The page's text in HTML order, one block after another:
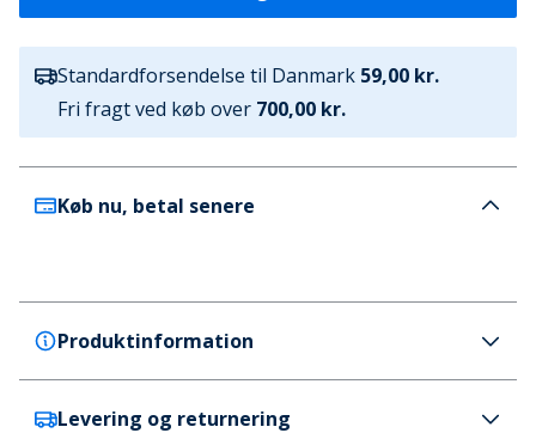
Standardforsendelse til Danmark 59,00 kr.
Fri fragt ved køb over 700,00 kr.
Køb nu, betal senere
Produktinformation
adidas
Levering og returnering